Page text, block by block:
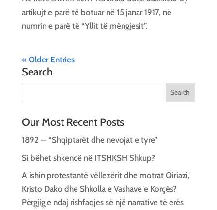
artikujt e parë të botuar në 15 janar 1917, në
numrin e parë të “Yllit të mëngjesit”.
« Older Entries
Search
Our Most Recent Posts
1892 — “Shqiptarët dhe nevojat e tyre”
Si bëhet shkencë në ITSHKSH Shkup?
A ishin protestantë vëllezërit dhe motrat Qiriazi,
Kristo Dako dhe Shkolla e Vashave e Korçës?
Përgjigje ndaj rishfaqjes së një narrative të erës